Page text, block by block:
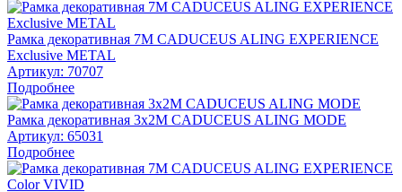
Рамка декоративная 7М CADUCEUS ALING EXPERIENCE
Exclusive METAL
Артикул: 70707
Подробнее
Рамка декоративная 3х2М CADUCEUS ALING MODE
Артикул: 65031
Подробнее